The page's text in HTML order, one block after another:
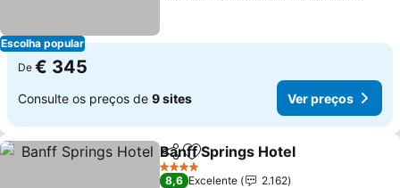
Escolha popular
De € 345
Consulte os preços de 9 sites Ver preços
PartilharAdicionar aos favoritos
Banff Springs Hotel
4 Estrelas
8,6 Excelente
2.162